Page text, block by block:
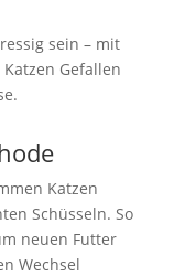
sein – mit
Gefallen
Katzen
Schüsseln. So
neuen Futter
Wechsel